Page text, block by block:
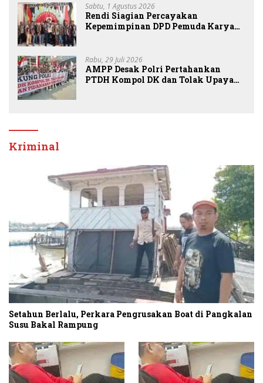
Sabtu, 1 Agustus 2026
Rendi Siagian Percayakan
Kepemimpinan DPD Pemuda Karya
Rabu, 29 Juli 2026
AMPP Desak Polri Pertahankan
PTDH Kompol DK dan Tolak Upaya
Kriminal
Setahun Berlalu, Perkara Pengrusakan Boat di Pangkalan
Susu Bakal Rampung